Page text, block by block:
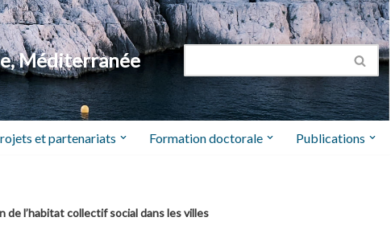
Méditerranée
et partenariats Formation doctorale Publications
l’habitat collectif social dans les villes